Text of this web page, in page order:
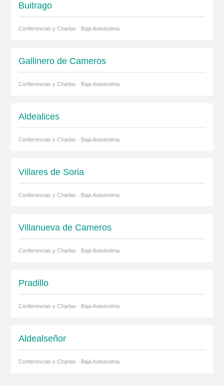
Buitrago
Conferencias y Charlas · Baja Autoestima
Gallinero de Cameros
Conferencias y Charlas · Baja Autoestima
Aldealices
Conferencias y Charlas · Baja Autoestima
Villares de Soria
Conferencias y Charlas · Baja Autoestima
Villanueva de Cameros
Conferencias y Charlas · Baja Autoestima
Pradillo
Conferencias y Charlas · Baja Autoestima
Aldealseñor
Conferencias y Charlas · Baja Autoestima